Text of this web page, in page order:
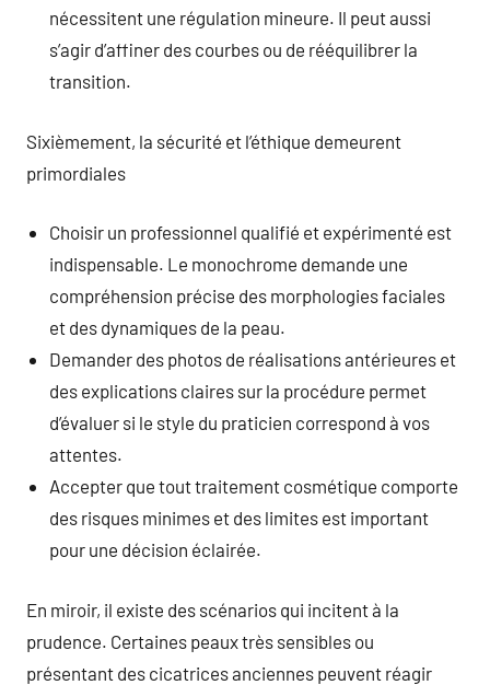
nécessitent une régulation mineure. Il peut aussi
s’agir d’affiner des courbes ou de rééquilibrer la
transition.
Sixièmement, la sécurité et l’éthique demeurent
primordiales
Choisir un professionnel qualifié et expérimenté est
indispensable. Le monochrome demande une
compréhension précise des morphologies faciales
et des dynamiques de la peau.
Demander des photos de réalisations antérieures et
des explications claires sur la procédure permet
d’évaluer si le style du praticien correspond à vos
attentes.
Accepter que tout traitement cosmétique comporte
des risques minimes et des limites est important
pour une décision éclairée.
En miroir, il existe des scénarios qui incitent à la
prudence. Certaines peaux très sensibles ou
présentant des cicatrices anciennes peuvent réagir